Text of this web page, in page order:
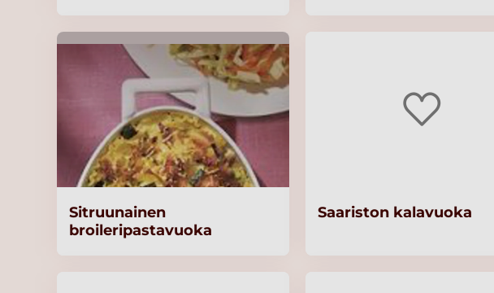
Sitruunainen
broileripastavuoka
Saariston kalavuoka